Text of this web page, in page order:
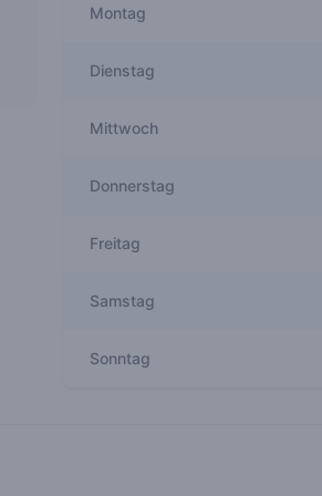
Montag
Dienstag
Mittwoch
Donnerstag
Freitag
Samstag
Sonntag